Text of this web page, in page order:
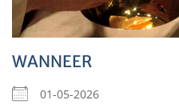
WANNEER
01-05-2026